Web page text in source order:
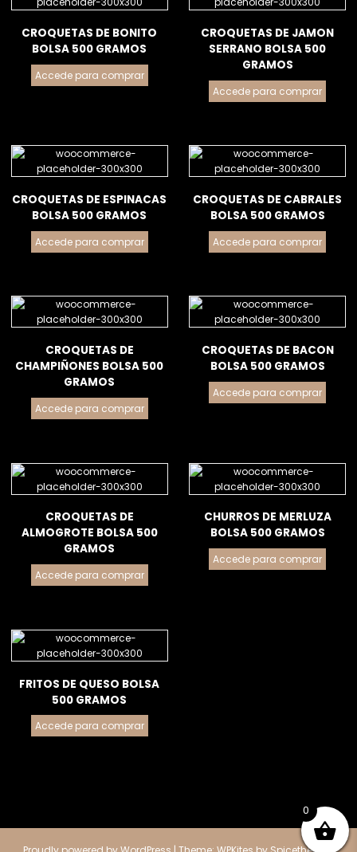
CROQUETAS DE BONITO
BOLSA 500 GRAMOS
Accede para comprar
CROQUETAS DE JAMON
SERRANO BOLSA 500
GRAMOS
Accede para comprar
CROQUETAS DE ESPINACAS
BOLSA 500 GRAMOS
Accede para comprar
CROQUETAS DE CABRALES
BOLSA 500 GRAMOS
Accede para comprar
CROQUETAS DE
CHAMPIÑONES BOLSA 500
GRAMOS
Accede para comprar
CROQUETAS DE BACON
BOLSA 500 GRAMOS
Accede para comprar
CROQUETAS DE
ALMOGROTE BOLSA 500
GRAMOS
Accede para comprar
CHURROS DE MERLUZA
BOLSA 500 GRAMOS
Accede para comprar
FRITOS DE QUESO BOLSA
500 GRAMOS
Accede para comprar
0